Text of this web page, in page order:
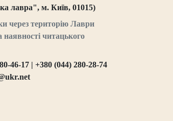
лавра", м. Київ, 01015)
через територію Лаври
читацького
46-17 | +380 (044) 280-28-74